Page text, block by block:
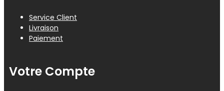
Service Client
Livraison
Paiement
Votre Compte